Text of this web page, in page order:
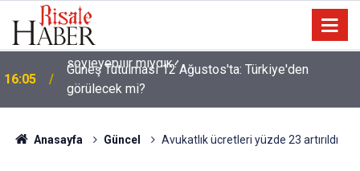
16:05
Güneş Tutulması 12 Ağustos'ta: Türkiye'den
görülecek mi?
Anasayfa Güncel Avukatlık ücretleri yüzde 23 artırıldı